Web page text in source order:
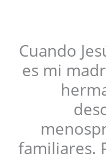
Cuando
es mi
familiares.